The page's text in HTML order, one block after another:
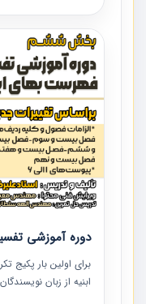
پیمان به همراه
دوره آموزشی
برای اولین بار پکیج
ابنیه از زبان
ردیف ها و مطالب